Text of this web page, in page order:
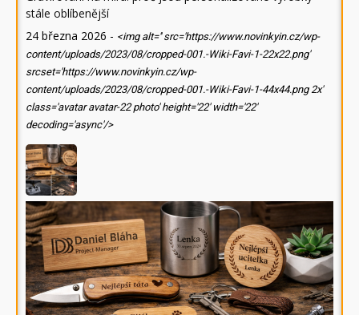
stále oblíbenější
24 března 2026 - <img alt='' src='https://www.novinkyin.cz/wp-
content/uploads/2023/08/cropped-001.-Wiki-Favi-1-22x22.png'
srcset='https://www.novinkyin.cz/wp-
content/uploads/2023/08/cropped-001.-Wiki-Favi-1-44x44.png 2x'
class='avatar avatar-22 photo' height='22' width='22'
decoding='async'/>